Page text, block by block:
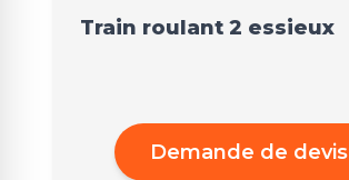
Train roulant 2 essieux
Demande de devis